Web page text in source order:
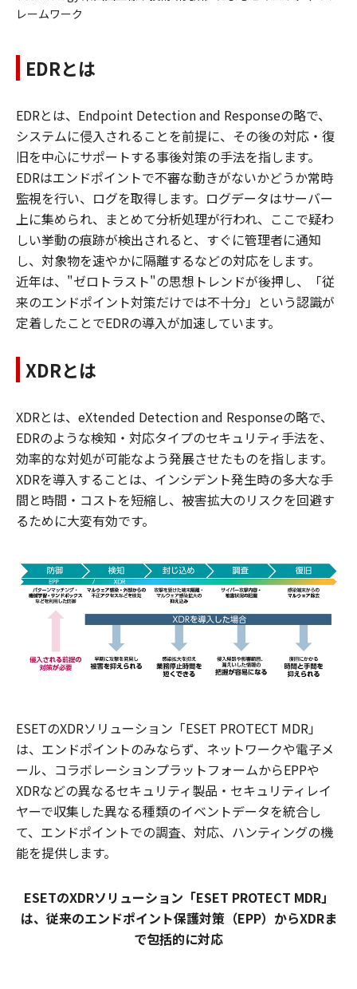
レームワーク
EDRとは
EDRとは、Endpoint Detection and Responseの略で、
システムに侵入されることを前提に、その後の対応・復
旧を中心にサポートする事後対策の手法を指します。
EDRはエンドポイントで不審な動きがないかどうか常時
監視を行い、ログを取得します。ログデータはサーバー
上に集められ、まとめて分析処理が行われ、ここで疑わ
しい挙動の痕跡が検出されると、すぐに管理者に通知
し、対象物を速やかに隔離するなどの対応をします。
近年は、"ゼロトラスト"の思想トレンドが後押し、「従
来のエンドポイント対策だけでは不十分」という認識が
定着したことでEDRの導入が加速しています。
XDRとは
XDRとは、eXtended Detection and Responseの略で、
EDRのような検知・対応タイプのセキュリティ手法を、
効率的な対処が可能なよう発展させたものを指します。
XDRを導入することは、インシデント発生時の多大な手
間と時間・コストを短縮し、被害拡大のリスクを回避す
るために大変有効です。
ESETのXDRソリューション「ESET PROTECT MDR」
は、エンドポイントのみならず、ネットワークや電子メ
ール、コラボレーションプラットフォームからEPPや
XDRなどの異なるセキュリティ製品・セキュリティレイ
ヤーで収集した異なる種類のイベントデータを統合し
て、エンドポイントでの調査、対応、ハンティングの機
能を提供します。
ESETのXDRソリューション「ESET PROTECT MDR」
は、従来のエンドポイント保護対策（EPP）からXDRま
で包括的に対応